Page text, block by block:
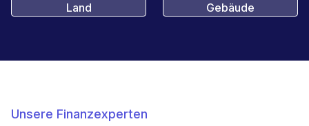
Land Gebäude
Unsere Finanzexperten